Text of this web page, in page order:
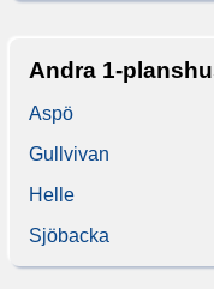
Andra 1-
Aspö
Gullvivan
Helle
Sjöbacka